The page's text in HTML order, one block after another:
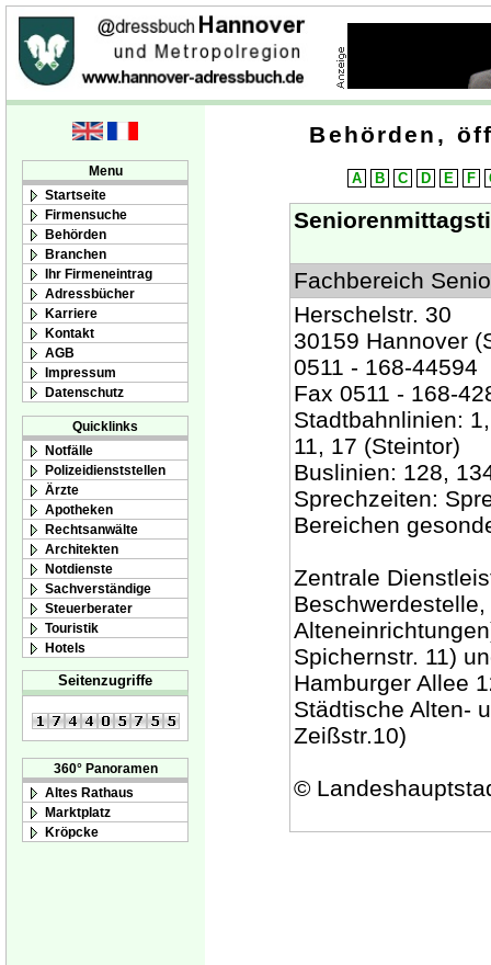
Menu
Startseite
Firmensuche
Behörden
Branchen
Ihr Firmeneintrag
Adressbücher
Karriere
Kontakt
AGB
Impressum
Datenschutz
Quicklinks
Notfälle
Polizeidienststellen
Ärzte
Apotheken
Rechtsanwälte
Architekten
Notdienste
Sachverständige
Steuerberater
Touristik
Hotels
Seitenzugriffe
360° Panoramen
Altes Rathaus
Marktplatz
Kröpcke
Behörden,
A B C D E F
Fachbereich
Herschelstr. 30
30159 Hannover
0511 - 168-44594
Fax 0511 - 168-
Stadtbahnlinien:
11, 17 (Steintor)
Buslinien: 128,
Sprechzeiten:
Bereichen
Zentrale
Spichernstr. 11)
Hamburger Allee
Städtische Alten-
Zeißstr.10)
©